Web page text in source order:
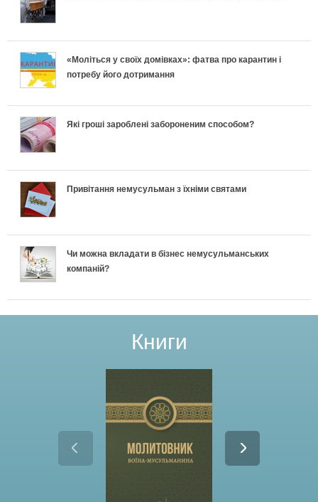
«Моліться у своїх домівках»: фатва про карантин і
потребу його дотримання
Які гроші зароблені забороненим способом?
Привітання немусульман з їхніми святами
Чи можна вкладати в бізнес немусульманських
компаній?
Книги